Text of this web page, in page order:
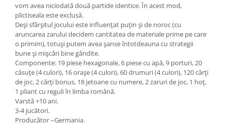
vom avea niciodată două partide identice. În acest mod,
plictiseala este exclusă.
Deşi sfârşitul jocului este influenţat puţin şi de noroc (cu
aruncarea zarului decidem cantitatea de materiale prime pe care
o primim), totuşi putem avea şanse întotdeauna cu strategii
bune şi mişcări bine gândite.
Componente: 19 piese hexagonale, 6 piese cu apă, 9 porturi, 20
căsuţe (4 culori), 16 oraşe (4 culori), 60 drumuri (4 culori), 120 cărţi
de joc, 2 cărţi bonus, 18 jetoane cu numere, 2 zaruri de joc, 1 hoţ,
1 pliant cu reguli în limba română.
Varstă +10 ani.
3-4 jucători.
Producător –Germania.